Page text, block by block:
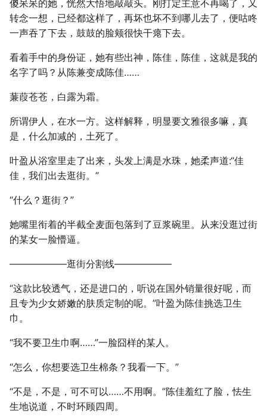
傻呆呆的她，恍然大悟地敲敲头。刚打定主意不再喝了，又
转念一想，已经都这样了，再坏也坏不到哪儿去了，便咕咚
一声吞了下去，鼓鼓的脸颊很快干瘪下去。
看着手中的身份证，她有些出神，陈佳，陈佳，这就是我的
名字了吗？从陈兼变成陈佳……
蒹葭苍苍，白露为霜。
所谓伊人，在水一方。这样解释，明显要文雅很多嘛，真
是，什么加减的，土死了。
叶盈从浴室里走了出来，头发上满是水珠，她柔声道:“佳
佳，我们出去逛街。”
“什么？逛街？”
她嘴里衔着的半截全麦面包落到了豆浆碗里。从来没逛过街
的某女一脸懵逼。
——————逛街分割线——————
“这款比较透气，还是进口的，听说在国外销量很好呢，而
且专为少女娇嫩的肤质定制的呢。”叶盈为陈佳挑选卫生
巾。
“我不要卫生巾啊……”一脸囧样的某人。
“怎么，你想要选卫生棉条？我看一下。”
“不是，不是，可不可以……不用啊。”陈佳羞红了脸，怯生
生地说道，不时环顾四周。